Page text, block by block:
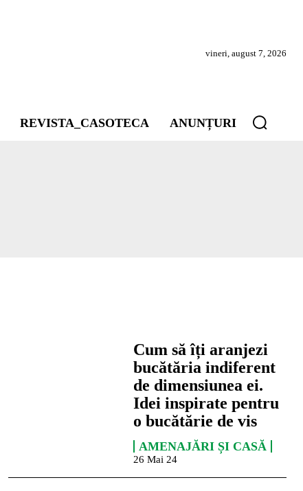
vineri, august 7, 2026
REVISTA_CASOTECA ANUNȚURI
Cum să îți aranjezi
bucătăria indiferent
de dimensiunea ei.
Idei inspirate pentru
o bucătărie de vis
AMENAJĂRI ȘI CASĂ
26 Mai 24